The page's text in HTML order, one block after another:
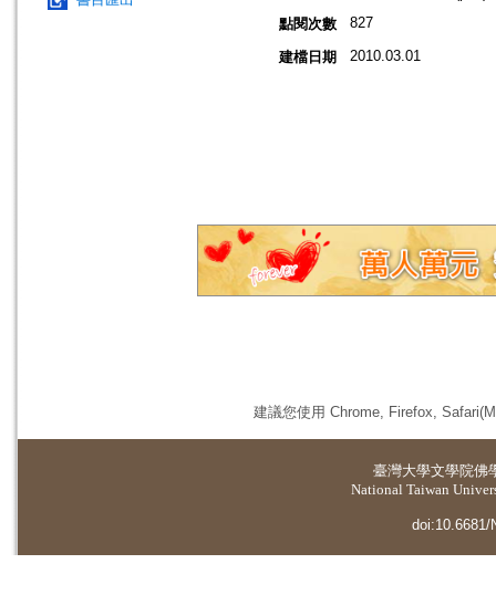
點閱次數
827
建檔日期 2010.03.01
建議您使用 Chrome, Firefox,
臺灣大學文學院佛
National Taiwan
doi:10.6681/